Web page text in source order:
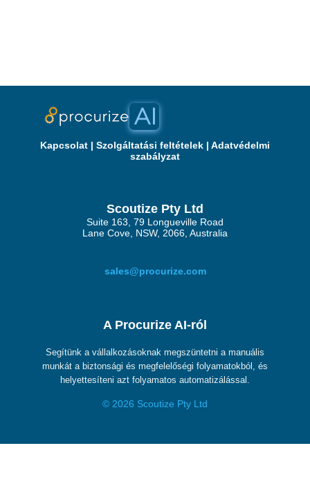
Kapcsolat | Szolgáltatási feltételek | Adatvédelmi
szabályzat
Scoutize Pty Ltd
Suite 163, 79 Longueville Road
Lane Cove, NSW, 2066, Australia
sales@procurize.com
A Procurize AI-ról
Segítünk a vállalkozásoknak megszüntetni a manuális
munkát a biztonsági és megfelelőségi folyamatokból, és
helyettesíteni azt folyamatos automatizálással.
© 2026 Scoutize Pty Ltd